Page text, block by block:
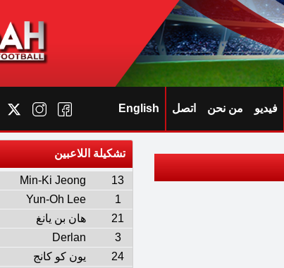
فيديو من نحن اتصل English
تشكيلة اللاعبين
13
Min-Ki Jeong
1
Yun-Oh Lee
21
هان بن يانغ
3
Derlan
24
يون كو كانج